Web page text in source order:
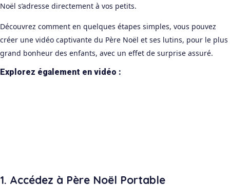
Noël s’adresse directement à vos petits.
Découvrez comment en quelques étapes simples, vous pouvez
créer une vidéo captivante du Père Noël et ses lutins, pour le plus
grand bonheur des enfants, avec un effet de surprise assuré.
Explorez également en vidéo :
1. Accédez à Père Noël Portable